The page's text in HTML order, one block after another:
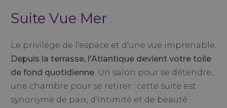
Suite Vue Mer
Le privilège de l'espace et d'une vue imprenable.
Depuis la terrasse, l'Atlantique devient votre toile
de fond quotidienne. Un salon pour se détendre,
une chambre pour se retirer : cette suite est
synonyme de paix, d'intimité et de beauté